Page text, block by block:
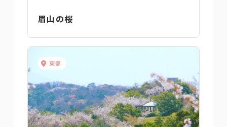
眉山の桜
東部